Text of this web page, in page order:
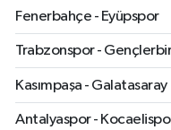
Fenerbahçe - Eyüpspor
Trabzonspor -
Kasımpaşa - Galatasaray
Antalyaspor -